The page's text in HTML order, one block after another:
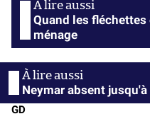
Quand les
ménage
Neymar absent
GD